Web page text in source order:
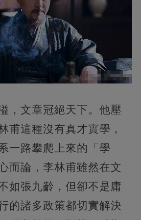
，文章冠絕天下。他壓
甫這種沒有真才實學，
一路攀爬上來的「學
而論，李林甫雖然在文
如張九齡，但卻不是庸
的諸多政策都切實解決